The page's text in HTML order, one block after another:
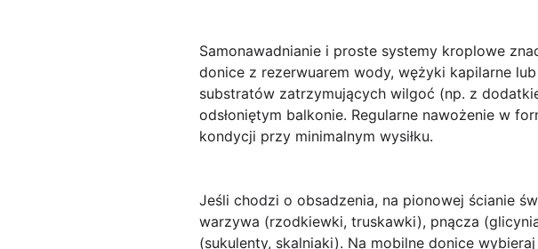
Samonawadnianie i proste systemy kroplowe
donice z rezerwuarem wody, wężyki kapilarne
substratów zatrzymujących wilgoć (np. z
odsłoniętym balkonie. Regularne nawożenie w
kondycji przy minimalnym wysiłku.
Jeśli chodzi o obsadzenia, na pionowej ścianie
warzywa (rzodkiewki, truskawki), pnącza
(sukulenty, skalniaki). Na mobilne donice